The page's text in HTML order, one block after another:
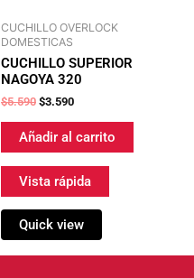
CUCHILLO OVERLOCK
DOMESTICAS
CUCHILLO SUPERIOR
NAGOYA 320
$5.590 $3.590
Añadir al carrito
Vista rápida
Quick view